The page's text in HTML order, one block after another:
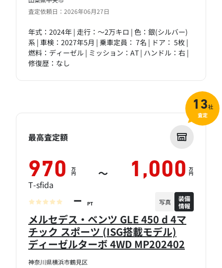
査定依頼日：2026年06月27日
年式：2024年 | 走行：～2万キロ | 色：銀(シルバー)
系 | 車検：2027年5月 | 乗車定員： 7名 | ドア： 5枚 |
燃料：ディーゼル | ミッション：AT | ハンドル：右 |
修復歴：なし
神奈川県横浜市鶴見区
メルセデス・ベンツ GLE 450 d 4マ
チック スポーツ (ISG搭載モデル)
ディーゼルターボ 4WD MP202402
最高査定額
970 万
円 ～ 1,000 万
円
T-sfida
－ PT 写真
装備
情報
13社
査定